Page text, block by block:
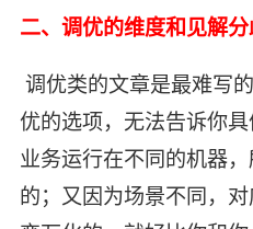
二、调优的维度和见解
调优类的文章是最难写
优的选项，无法告诉你
业务运行在不同的机器
的；又因为场景不同，